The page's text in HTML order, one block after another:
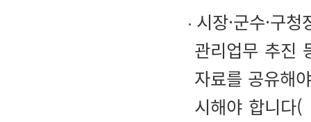
시장·군수·구
관리업무 추진
자료를 공유해
시해야 합니다(